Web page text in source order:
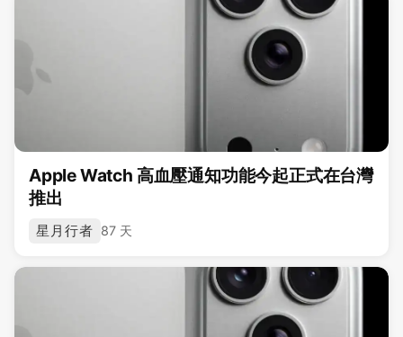
Apple Watch 高血壓通知功能今起正式在台灣
推出
星月行者 87 天